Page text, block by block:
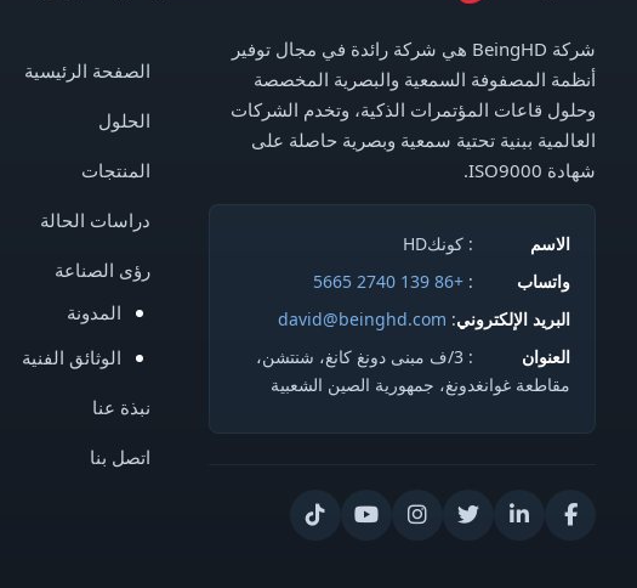
شركة BeingHD هي شركة رائدة في مجال توفير
أنظمة المصفوفة السمعية والبصرية المخصصة
وحلول قاعات المؤتمرات الذكية، وتخدم الشركات
العالمية ببنية تحتية سمعية وبصرية حاصلة على
شهادة ISO9000.
الاسم
: كونكHD
واتساب
:
+86 139 2740 5665
البريد الإلكتروني:
david@beinghd.com
العنوان
: 3/ف مبنى دونغ كانغ، شنتشن،
مقاطعة غوانغدونغ، جمهورية الصين الشعبية
الصفحة الرئيسية
الحلول
المنتجات
دراسات الحالة
رؤى الصناعة
المدونة
الوثائق الفنية
نبذة عنا
اتصل بنا